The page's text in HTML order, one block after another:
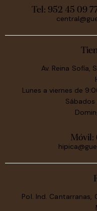
Tel: 952 45 09
Av. Reina Sofía,
Lunes a viernes de
Móvil:
Pol. Ind. Cantarranas,